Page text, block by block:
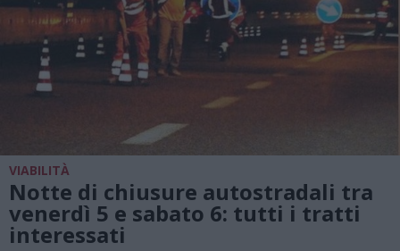
VIABILITÀ
Notte di chiusure autostradali tra
venerdì 5 e sabato 6: tutti i tratti
interessati